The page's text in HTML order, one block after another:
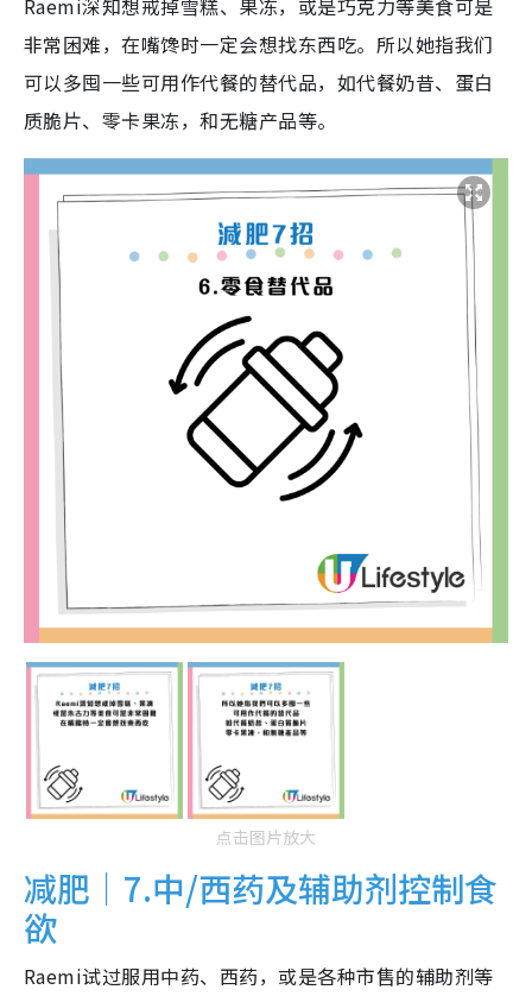
Raemi深知想戒掉雪糕、果冻，或是巧克力等美食可是
非常困难，在嘴馋时一定会想找东西吃。所以她指我们
可以多囤一些可用作代餐的替代品，如代餐奶昔、蛋白
质脆片、零卡果冻，和无糖产品等。
点击图片放大
减肥｜7.中/西药及辅助剂控制食
欲
Raemi试过服用中药、西药，或是各种市售的辅助剂等